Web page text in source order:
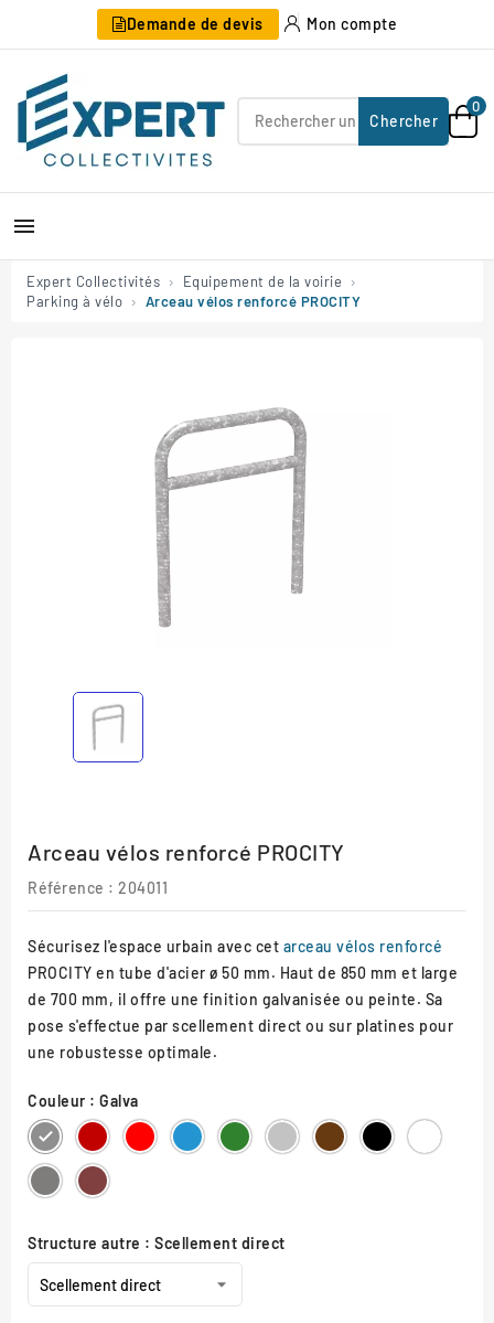
Demande de devis Mon compte
Chercher
0

Expert Collectivités
Equipement de la voirie
Parking à vélo
Arceau vélos renforcé PROCITY
Arceau vélos renforcé PROCITY
Référence : 204011
Sécurisez l'espace urbain avec cet arceau vélos renforcé
PROCITY en tube d'acier ø 50 mm. Haut de 850 mm et large
de 700 mm, il offre une finition galvanisée ou peinte. Sa
pose s'effectue par scellement direct ou sur platines pour
une robustesse optimale.
Couleur : Galva
Galva RAL
3004
RAL
3020
RAL
5010
RAL
6005
RAL
7044
RAL
8017
RAL
9005
RAL
9010
Gris
Procity
Aspect
Corten
Structure autre : Scellement direct